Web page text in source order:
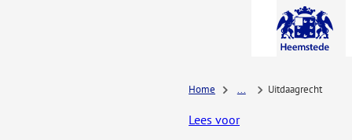
A-Z-
menu
Home Uitdaagrecht
Lees voor